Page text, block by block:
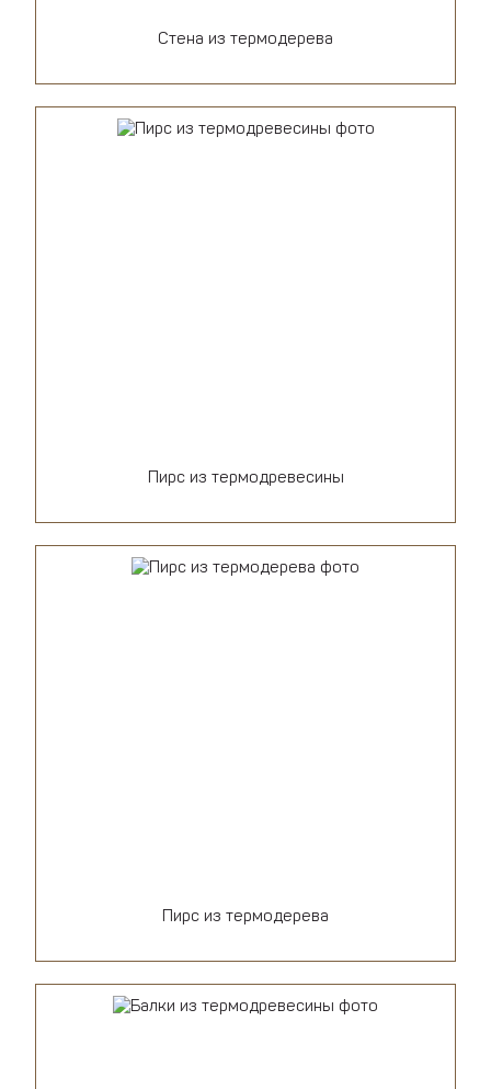
Стена из термодерева
Пирс из термодревесины
Пирс из термодерева